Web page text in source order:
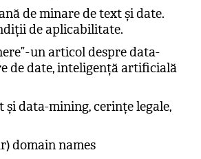
de minare de text și date.
de aplicabilitate.
- un articol despre data-
de date, inteligență artificială
și data-mining, cerințe legale,
domain names